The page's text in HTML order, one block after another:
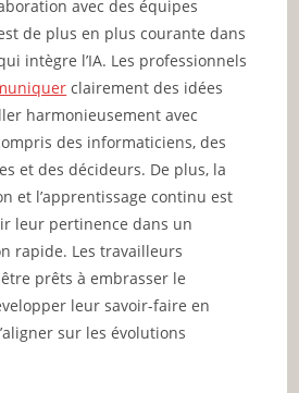
avec des équipes
de plus en plus courante dans
intègre l’IA. Les professionnels
clairement des idées
harmonieusement avec
des informaticiens, des
et des décideurs. De plus, la
et l’apprentissage continu est
leur pertinence dans un
rapide. Les travailleurs
prêts à embrasser le
leur savoir-faire en
sur les évolutions